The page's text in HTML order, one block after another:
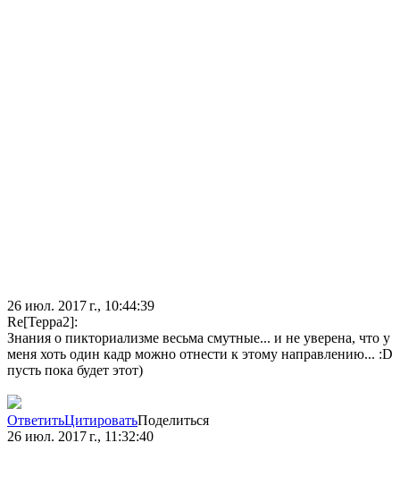
26 июл. 2017 г., 10:44:39
Re[Терра2]:
Знания о пикториализме весьма смутные... и не уверена, что у
меня хоть один кадр можно отнести к этому направлению... :D
пусть пока будет этот)
ОтветитьЦитироватьПоделиться
26 июл. 2017 г., 11:32:40